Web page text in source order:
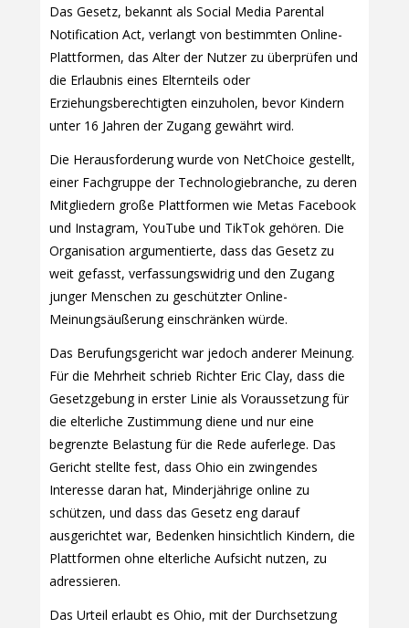
Das Gesetz, bekannt als Social Media Parental
Notification Act, verlangt von bestimmten Online-
Plattformen, das Alter der Nutzer zu überprüfen und
die Erlaubnis eines Elternteils oder
Erziehungsberechtigten einzuholen, bevor Kindern
unter 16 Jahren der Zugang gewährt wird.
Die Herausforderung wurde von NetChoice gestellt,
einer Fachgruppe der Technologiebranche, zu deren
Mitgliedern große Plattformen wie Metas Facebook
und Instagram, YouTube und TikTok gehören. Die
Organisation argumentierte, dass das Gesetz zu
weit gefasst, verfassungswidrig und den Zugang
junger Menschen zu geschützter Online-
Meinungsäußerung einschränken würde.
Das Berufungsgericht war jedoch anderer Meinung.
Für die Mehrheit schrieb Richter Eric Clay, dass die
Gesetzgebung in erster Linie als Voraussetzung für
die elterliche Zustimmung diene und nur eine
begrenzte Belastung für die Rede auferlege. Das
Gericht stellte fest, dass Ohio ein zwingendes
Interesse daran hat, Minderjährige online zu
schützen, und dass das Gesetz eng darauf
ausgerichtet war, Bedenken hinsichtlich Kindern, die
Plattformen ohne elterliche Aufsicht nutzen, zu
adressieren.
Das Urteil erlaubt es Ohio, mit der Durchsetzung